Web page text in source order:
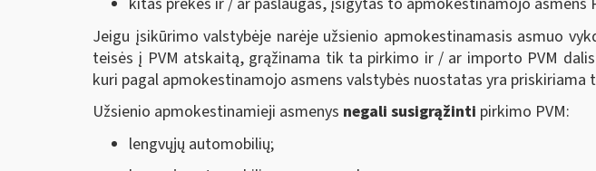
Jeigu įsikūrimo valstybėje narėje užsienio apmokestinamasis asmuo
teisės į PVM atskaitą, grąžinama tik ta pirkimo ir / ar importo PVM
kuri pagal apmokestinamojo asmens valstybės nuostatas yra
Užsienio apmokestinamieji asmenys negali susigrąžinti pirkimo PVM:
lengvųjų automobilių;